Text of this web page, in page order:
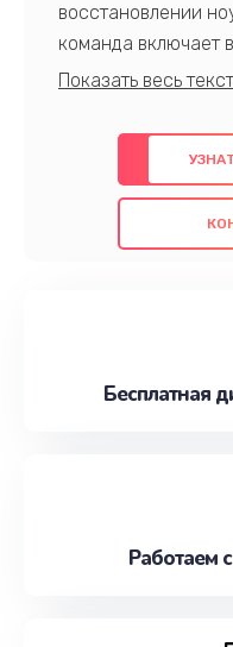
восстановлении
команда включает
профессионалов с
предлагаем
использованием
также
проведенных
наилучшим
Бесплатная
Работаем